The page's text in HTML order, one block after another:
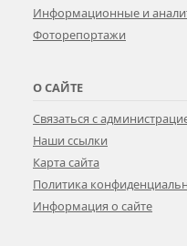
Информационные и
Фоторепортажи
О САЙТЕ
Связаться с
Наши ссылки
Карта сайта
Политика
Информация о сайте